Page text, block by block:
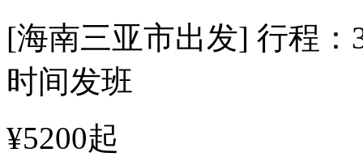
[海南三亚市出发] 行程：
时间发班
¥5200起